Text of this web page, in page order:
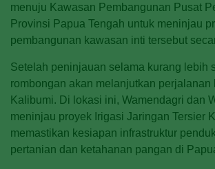
menuju Kawasan Pembangunan Pusat
Provinsi Papua Tengah untuk meninjau
pembangunan kawasan inti tersebut
Setelah peninjauan selama kurang lebih
rombongan akan melanjutkan perjalanan
Kalibumi. Di lokasi ini, Wamendagri dan
meninjau proyek Irigasi Jaringan Tersier
memastikan kesiapan infrastruktur
pertanian dan ketahanan pangan di